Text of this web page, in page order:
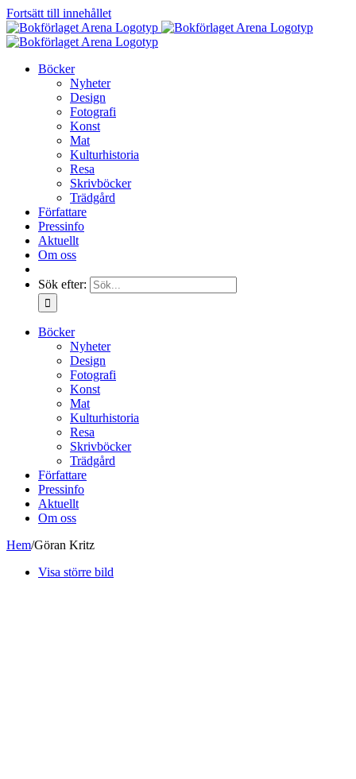
Fortsätt till innehållet
Böcker
Nyheter
Design
Fotografi
Konst
Mat
Kulturhistoria
Resa
Skrivböcker
Trädgård
Författare
Pressinfo
Aktuellt
Om oss
Sök efter:
Böcker
Nyheter
Design
Fotografi
Konst
Mat
Kulturhistoria
Resa
Skrivböcker
Trädgård
Författare
Pressinfo
Aktuellt
Om oss
Hem/Göran Kritz
Visa större bild